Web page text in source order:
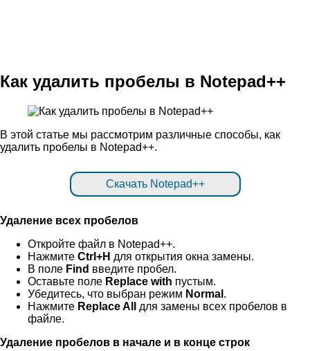
Как удалить пробелы в Notepad++
В этой статье мы рассмотрим различные способы, как
удалить пробелы в Notepad++.
Скачать Notepad++
Удаление всех пробелов
Откройте файл в Notepad++.
Нажмите Ctrl+H для открытия окна замены.
В поле Find введите пробел.
Оставьте поле Replace with пустым.
Убедитесь, что выбран режим Normal .
Нажмите Replace All
для замены всех пробелов в
файле.
Удаление пробелов в начале и в конце строк